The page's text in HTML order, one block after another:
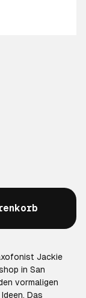
Jackie
in San
vormaligen
Das